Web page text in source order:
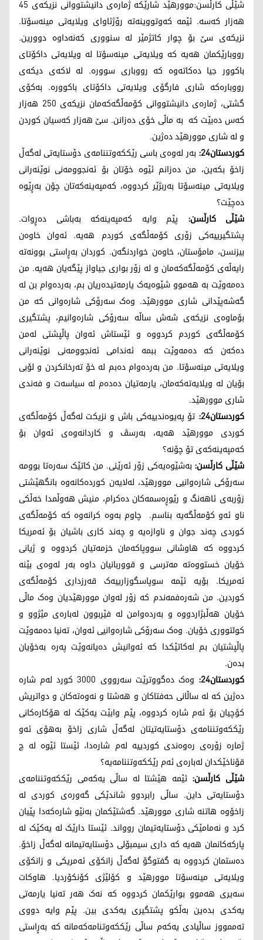
شێڵی کارڵسن:موورهێد شارێکە ژمارەی دانیشتووانی نزیکەی 45
هەزار کەسە. ئێمە کەوتووینەتە رۆژئاوای ویلایەتی مینەسۆتا.
نزیکەی سێ بۆ چوار کاتژمێر لە سنووری کەنەداوە دوورین.
رووبارێکمان هەیە کە ویلایەتی مینەسۆتا لە ویلایەتی داکۆتای
باکوور جیا دەکاتەوە کە رووباری سوورە. لە لاکەی دیکەی
رووبارەکە شاری فارگۆی ویلایەتی داکۆتای باکوورە. بەکۆی
گشتی، ژمارەی دانیشتووانی کۆمەڵگەکەمان نزیکەی 250 هەزار
کەس دەبێت کە بە ماڵی خۆی دەزانن. سێ هەزار کەسیان کوردن
و لە شاری موورهێد دەژین.
کوردستان24:
بەر لەوەی باسی رێککەوتننامەی دۆستایەتی لەگەڵ
زاخۆ بکەین، من دەزانم ئێوە خۆتان بۆ ئەنجوومەنی نوێنەرانی
ویلایەتی مینەسۆتا بەربژێر کردووە، کەمپەینەکەتان چۆن بەڕێوە
دەچێت؟
شێڵی کارڵسن: پێم وایە کەمپەینەکە بەباشی دەڕوات.
پشتگیرییەکی زۆری کۆمەڵگەی کوردم هەیە. ئەوان خاوەن
بیزنسن، مامۆستان، خاوەن خواردنگەن. کوردان بەڕاستی بوونەتە
رایەڵەی کۆمەڵگەکەمان و لە زۆر بواری جیاواز پێگەیان هەیە. من
دەمەوێت بە هەموو شێوەیەک یارمەتیدەریان بم، بەردەوام بن لە
گەشەپێدانی شاری موورهێد. وەک سەرۆکی شارەوانی کە من
بۆماوەی نزیکەی شەش ساڵە سەرۆکی شارەوانیم، پشتگیری
کۆمەڵگەی کوردم کردووە و ئێستاش ئەوان پاڵپشتی لەمن
دەکەن کە دەمەوێت ببمە ئەندامی ئەنجوومەنی نوێنەرانی
ویلایەتی مینەسۆتا. من بەردەوام دەبم لە خۆ تەرخانکردن و لۆبی
بۆیان لە ویلایەتەکەمان، یارمەتیان دەدەم لە سیاسەت و فەندی
شاری موورهێد.
کوردستان24:
تۆ پەیوەندییەکی باش و نزیکت لەگەڵ کۆمەڵگەی
کوردی موورهێد هەیە، بەرسڤ و کاردانەوەی ئەوان بۆ
کەمپەینەکەی تۆ چۆنە؟
شێڵی کارڵسن: بەشێوەیەکی زۆر ئەرێنی. من کاتێک سەرەتا بوومە
سەرۆکی شارەوانیی موورهێد، لەلایەن کوردەکانەوە بانگهێشتی
زۆربەی ئاهەنگ و رێوڕەسمەکان دەکرام، منیش هەوڵمدا خەڵکی
ناو ئەو کۆمەڵگەیە بناسم. چاوم بەوە کرانەوە کە کۆمەڵگەی
کوردی چەند جوان و ناوازەیە و چەند کاری باشیان بۆ ئەمریکا
کردووە کە هاوشانی سووپاکەمان خزمەتیان کردووە و ژیانی
خۆیان خستووەتە مەترسی و قووربانیان داوە بەر لەوەی بێنە
ئەمریکا. بۆیە ئێمە سوپاسگوزارییەک قەرزداری کۆمەڵگەی
کوردین. من شەرەفمەندم کە زۆر لەوان موورهێدیان وەک ماڵی
خۆیان هەڵبژاردووە و بەردەوامن لە فێربوون لەبارەی مێژوو و
کولتووری خۆیان. وەک سەرۆکی شارەوانیی ئەوان، تەنیا دەمەوێت
پاڵپشتیان بم لەکاتێکدا کە ئەوانیش دەیانەوێت پەرە بەخۆیان
بدەن.
کوردستان24:
وەک دەگووترێت سەرووی 3000 کورد لەم شارە
دەژین کە لە ساڵانی حەفتاکان و هەشتا و نەوەتەکان و دواتریش
کۆچیان بۆ ئەم شارە کردووە، پێم وابێت یەکێک لە هۆکارەکانی
رێککەوتننامەی دۆستایەتیتان لەگەڵ شاری زاخۆ بەهۆی ئەو
ژمارە زۆرەی رەوەندی کوردییە لەم شارەدا، ئێستا ئێوە لە چ
قۆناخێکدان لەبارەی ئەم رێککەوتننامەیە؟
شێڵی کارڵسن: ئێمە هێشتا لە ساڵی یەکەمی رێککەوتننامەی
دۆستایەتی داین. ساڵی رابردوو شاندێکی گەورەی کوردی لە
زاخۆوە هاتنە شاری موورهێد. گەشتێکمان بەنێو شارەکەدا پێیان
کرد و نەمامێکی دۆستایەتیمان روواند. ئێستا دارێک لە یەکێک لە
پارکەکانمان هەیە کە داری سیمبۆلی دۆستایەتیمانە لەگەڵ زاخۆ.
دەستمان کردووە بە گفتوگۆ لەگەڵ زانکۆی ئەمریکی و زانکۆی
ویلایەتی مینەسۆتا موورهێد و کۆلێژی کۆنکۆردیا. هاوکات
سەیری هەموو بوارێکمان کردووە کە نەک هەر تەنیا یارمەتی
یەکدی بدەین بەڵکو پشتگیری یەکدی بین. پێم وایە دووی
تەممووز ساڵیادی یەکەم ساڵی رێککەوتنامەکەمانە کە بەڕاستی